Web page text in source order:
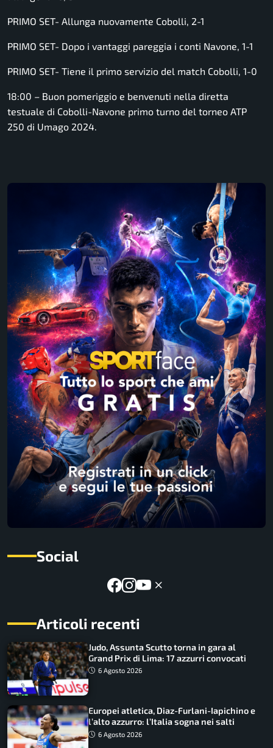
PRIMO SET- Allunga nuovamente Cobolli, 2-1
PRIMO SET- Dopo i vantaggi pareggia i conti Navone, 1-1
PRIMO SET- Tiene il primo servizio del match Cobolli, 1-0
18:00 – Buon pomeriggio e benvenuti nella diretta
testuale di Cobolli-Navone primo turno del torneo ATP
250 di Umago 2024.
Social
Articoli recenti
Judo, Assunta Scutto torna in gara al
Grand Prix di Lima: 17 azzurri convocati
6 Agosto 2026
Europei atletica, Diaz-Furlani-Iapichino e
l’alto azzurro: l’Italia sogna nei salti
6 Agosto 2026